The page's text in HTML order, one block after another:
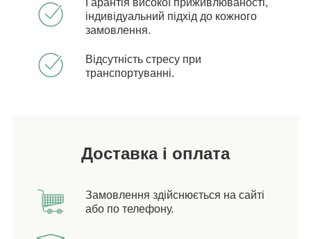
Гарантія високої приживлюваності,
індивідуальний підхід до кожного
замовлення.
Відсутність стресу при
транспортуванні.
Доставка і оплата
Замовлення здійснюється на сайті
або по телефону.